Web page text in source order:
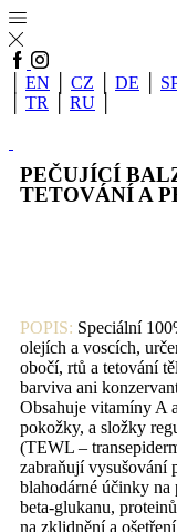
EN CZ DE
TR RU
PEČUJÍCÍ
TETOVÁNÍ A
POPIS: Speciální
olejích a voscích,
obočí, rtů a tetování
barviva ani
Obsahuje vitamíny A
pokožky, a složky
(TEWL –
zabraňují vysušování
blahodárné účinky
beta-glukanu,
na zklidnění a